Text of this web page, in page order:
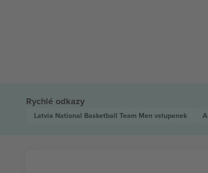
Rychlé odkazy
Latvia National Basketball Team Men vstupenek